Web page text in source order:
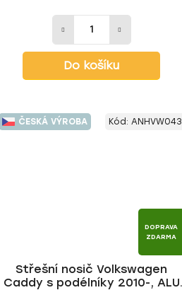
Do košíku
ČESKÁ VÝROBA
DOPRAVA
ZDARMA
Střešní nosič Volkswagen
Caddy s podélníky 2010-, ALU
Kód: ANHVW043